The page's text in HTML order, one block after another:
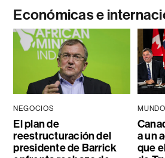
Económicas e
NEGOCIOS
El plan de
reestructuración del
presidente de Barrick
MUNDO
a un
que